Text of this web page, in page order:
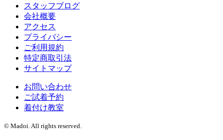
スタッフブログ
会社概要
アクセス
プライバシー
ご利用規約
特定商取引法
サイトマップ
お問い合わせ
ご試着予約
着付け教室
© Madoi. All rights reserved.